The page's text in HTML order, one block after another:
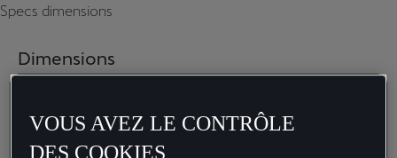
Specs dimensions
Dimensions
VOUS AVEZ LE CONTRÔLE
DES COOKIES